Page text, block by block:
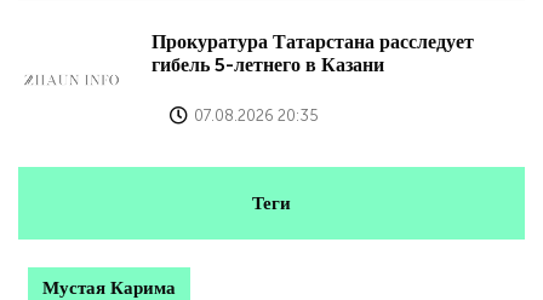
Прокуратура Татарстана расследует
гибель 5-летнего в Казани
07.08.2026 20:35
Теги
Мустая Карима